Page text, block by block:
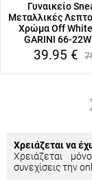
Γυναικείο
Μεταλλικές
Χρώμα Off White
GARINI 66-
39.95 €
Χρειάζεται να
Χρειάζεται
συνεχίσεις την